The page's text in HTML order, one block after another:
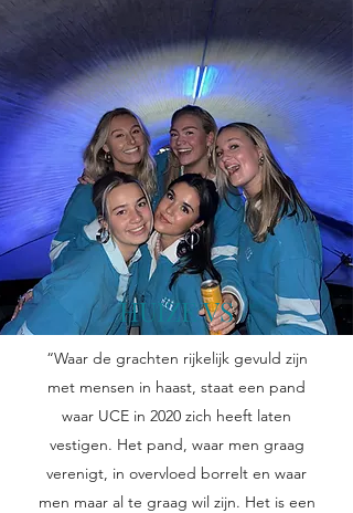
HUIZE VS
“Waar de grachten rijkelijk gevuld zijn
met mensen in haast, staat een pand
waar UCE in 2020 zich heeft laten
vestigen. Het pand, waar men graag
verenigt, in overvloed borrelt en waar
men maar al te graag wil zijn. Het is een